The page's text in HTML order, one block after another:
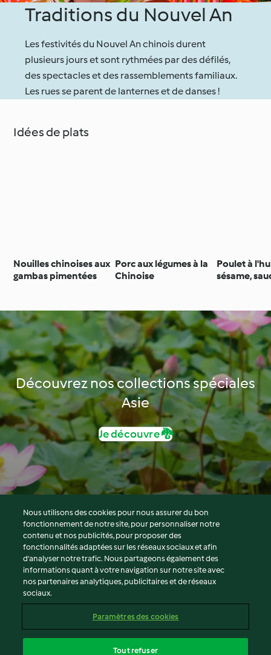
Traditions du Nouvel An
Les festivités du Nouvel An chinois durent
plusieurs jours et sont rythmées par des défilés,
des spectacles et des rassemblements familiaux.
Les rues se parent de lanternes et de danses !
Idées de plats
Nouilles chinoises aux
gambas pimentées
Porc aux légumes à la
Chinoise
Poulet à
sésame,
Découvrez nos collections spéciales
Asie
Je découvre 🐉
© Copyright 2026
Conditions d'utilisation
Politique de confidentialité
Non-responsabilité
Mentions légales
Contenu du rapport
Nous utilisons des cookies pour nous assurer du bon
fonctionnement de notre site, pour personnaliser notre
contenu et nos publicités, pour proposer des
fonctionnalités adaptées sur les réseaux sociaux et afin
d’analyser notre trafic. Nous partageons également des
informations quant à votre navigation sur notre site avec
nos partenaires analytiques, publicitaires et de réseaux
sociaux.
Paramètres des cookies
Tout refuser